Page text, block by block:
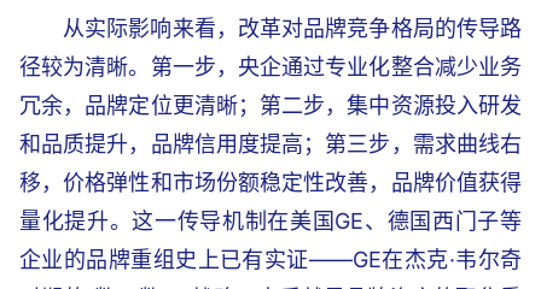
从实际影响来看，改革对品牌竞争格局的传导路
径较为清晰。第一步，央企通过专业化整合减少业务
冗余，品牌定位更清晰；第二步，集中资源投入研发
和品质提升，品牌信用度提高；第三步，需求曲线右
移，价格弹性和市场份额稳定性改善，品牌价值获得
量化提升。这一传导机制在美国GE、德国西门子等
企业的品牌重组史上已有实证——GE在杰克·韦尔奇